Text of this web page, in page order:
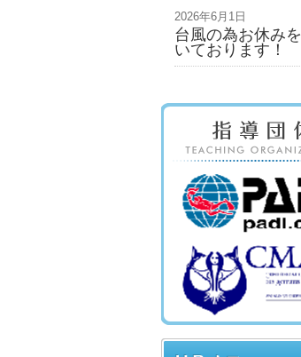
2026年6月1日
台風の為お休み
いております！